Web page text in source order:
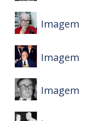
Imagem
Imagem
Imagem